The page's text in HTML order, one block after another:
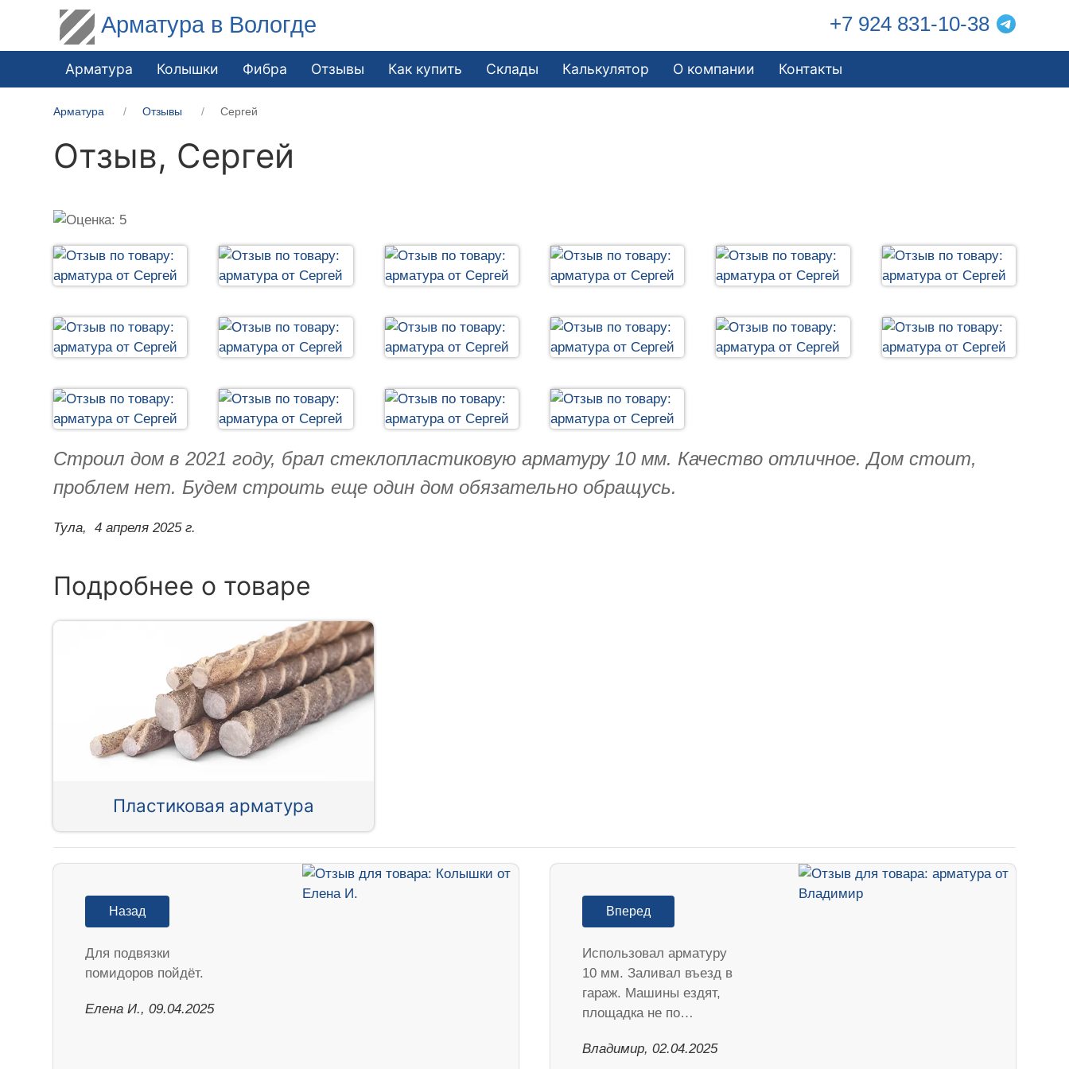
Арматура в Вологде +7 924 831-10-38
Арматура Колышки Фибра Отзывы Как купить Склады Калькулятор О компании Контакты
Арматура Отзывы Сергей
Отзыв, Сергей
Строил дом в 2021 году, брал стеклопластиковую арматуру 10 мм. Качество отличное. Дом стоит,
проблем нет. Будем строить еще один дом обязательно обращусь.
Тула, 4 апреля 2025 г.
Подробнее о товаре
Пластиковая арматура
Назад
Для подвязки
помидоров пойдёт.
Елена И., 09.04.2025
Вперед
Использовал арматуру
10 мм. Заливал въезд в
гараж. Машины ездят,
площадка не по…
Владимир, 02.04.2025